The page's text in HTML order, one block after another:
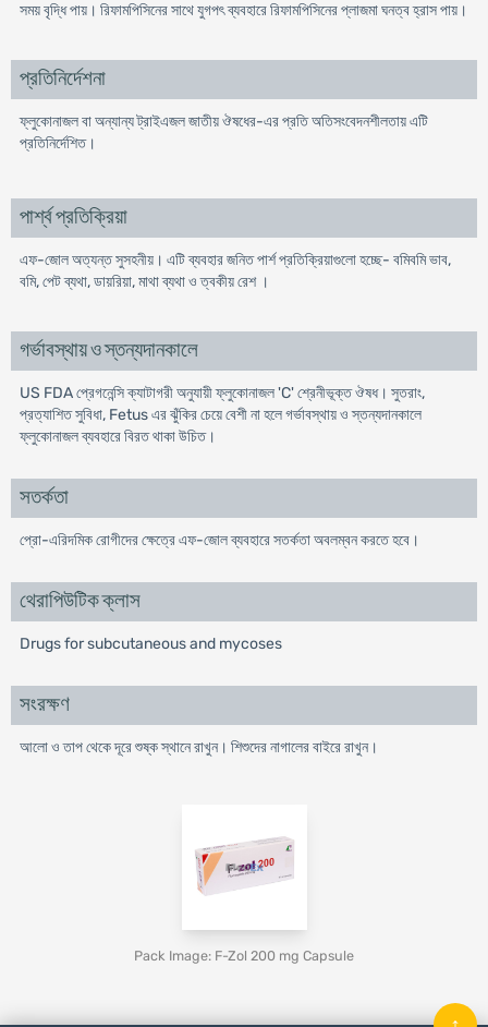
সময় বৃদ্ধি পায়। রিফামপিসিনের সাথে যুগপৎ ব্যবহারে রিফামপিসিনের প্লাজমা ঘনত্ব হ্রাস পায়।
প্রতিনির্দেশনা
ফ্লুকোনাজল বা অন্যান্য ট্রাইএজল জাতীয় ঔষধের-এর প্রতি অতিসংবেদনশীলতায় এটি
প্রতিনির্দেশিত।
পার্শ্ব প্রতিক্রিয়া
এফ-জোল অত্যন্ত সুসহনীয়। এটি ব্যবহার জনিত পার্শ প্রতিক্রিয়াগুলো হচ্ছে- বমিবমি ভাব,
বমি, পেট ব্যথা, ডায়রিয়া, মাথা ব্যথা ও ত্বকীয় রেশ ।
গর্ভাবস্থায় ও স্তন্যদানকালে
US FDA প্রেগনেন্সি ক্যাটাগরী অনুযায়ী ফ্লুকোনাজল 'C' শ্রেনীভূক্ত ঔষধ। সুতরাং,
প্রত্যাশিত সুবিধা, Fetus এর ঝুঁকির চেয়ে বেশী না হলে গর্ভাবস্থায় ও স্তন্যদানকালে
ফ্লুকোনাজল ব্যবহারে বিরত থাকা উচিত।
সতর্কতা
প্রো-এরিদমিক রোগীদের ক্ষেত্রে এফ-জোল ব্যবহারে সতর্কতা অবলম্বন করতে হবে।
থেরাপিউটিক ক্লাস
Drugs for subcutaneous and mycoses
সংরক্ষণ
আলো ও তাপ থেকে দূরে শুষ্ক স্থানে রাখুন। শিশুদের নাগালের বাইরে রাখুন।
Pack Image: F-Zol 200 mg Capsule